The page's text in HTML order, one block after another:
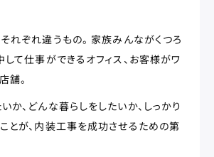
れぞれ違うもの。 家族みんながくつろ
して仕事ができるオフィス、お客様がワ
舗。
か、どんな暮らしをしたいか、しっかり
とが、内装工事を成功させるための第